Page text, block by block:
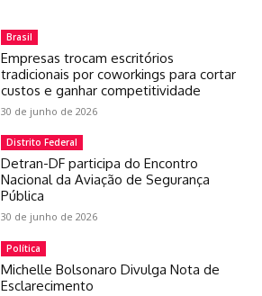
Brasil
Empresas trocam escritórios
tradicionais por coworkings para cortar
custos e ganhar competitividade
30 de junho de 2026
Distrito Federal
Detran-DF participa do Encontro
Nacional da Aviação de Segurança
Pública
30 de junho de 2026
Política
Michelle Bolsonaro Divulga Nota de
Esclarecimento